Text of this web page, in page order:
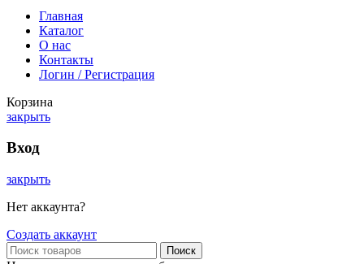
Главная
Каталог
О нас
Контакты
Логин / Регистрация
Корзина
закрыть
Вход
закрыть
Нет аккаунта?
Создать аккаунт
Поиск